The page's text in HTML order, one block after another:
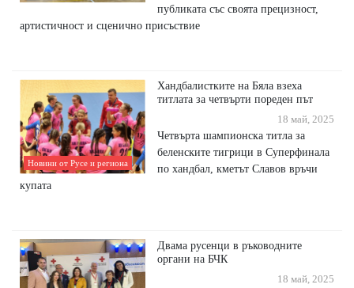
публиката със своята прецизност,
артистичност и сценично присъствие
Новини от Русе и региона
Хандбалистките на Бяла взеха
титлата за четвърти пореден път
18 май, 2025
Четвърта шампионска титла за
беленските тигрици в Суперфинала
по хандбал, кметът Славов връчи
купата
Двама русенци в ръководните
органи на БЧК
18 май, 2025